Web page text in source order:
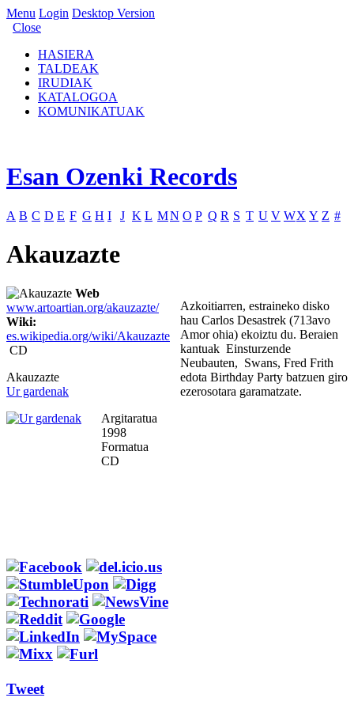
Menu Login Desktop Version
Close
HASIERA
TALDEAK
IRUDIAK
KATALOGOA
KOMUNIKATUAK
Esan Ozenki Records
A B C D E F G H I J K L MN O P Q R S T U V WX Y Z #
Akauzazte
Web
www.artoartian.org/akauzazte/
Wiki:
es.wikipedia.org/wiki/Akauzazte
CD
Akauzazte
Ur gardenak
Argitaratua
1998
Formatua
CD
Tweet
Azkoitiarren, estraineko disko
hau Carlos Desastrek (713avo
Amor ohia) ekoiztu du. Beraien
kantuak Einsturzende
Neubauten, Swans, Fred Frith
edota Birthday Party batzuen giro
ezerosotara garamatzate.